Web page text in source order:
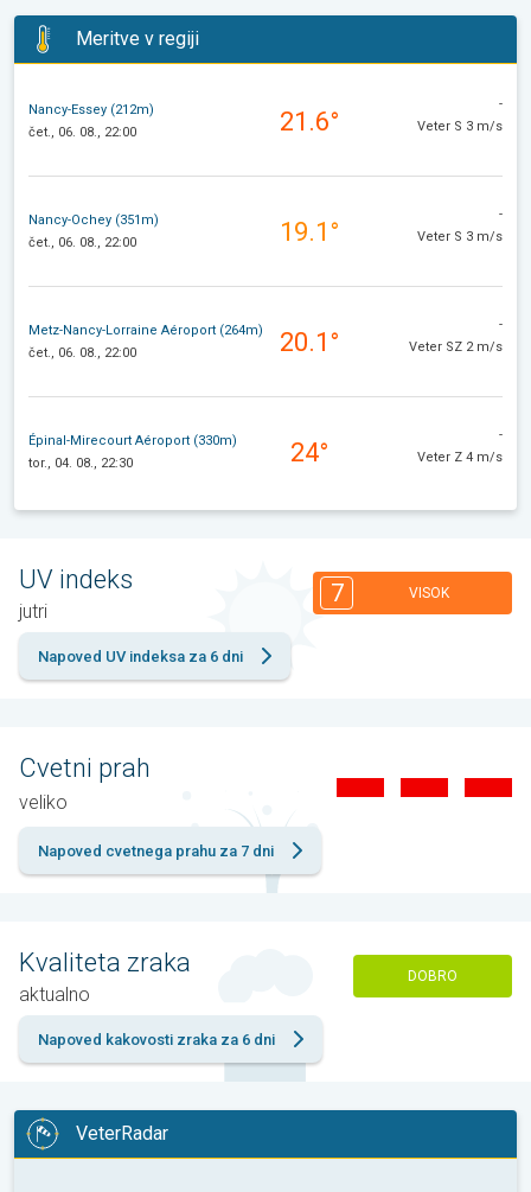
Meritve v regiji
Nancy-Essey (212m)
čet., 06. 08., 22:00
21.6°
-
Veter S 3 m/s
Nancy-Ochey (351m)
čet., 06. 08., 22:00
19.1°
-
Veter S 3 m/s
Metz-Nancy-Lorraine Aéroport (264m)
čet., 06. 08., 22:00
20.1°
-
Veter SZ 2 m/s
Épinal-Mirecourt Aéroport (330m)
tor., 04. 08., 22:30
24°
-
Veter Z 4 m/s
UV indeks
jutri
7 VISOK
Napoved UV indeksa za 6 dni
Cvetni prah
veliko
Napoved cvetnega prahu za 7 dni
Kvaliteta zraka
aktualno
DOBRO
Napoved kakovosti zraka za 6 dni
VeterRadar